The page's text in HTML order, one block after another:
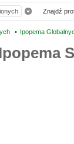
• Ipopema
Znajdź